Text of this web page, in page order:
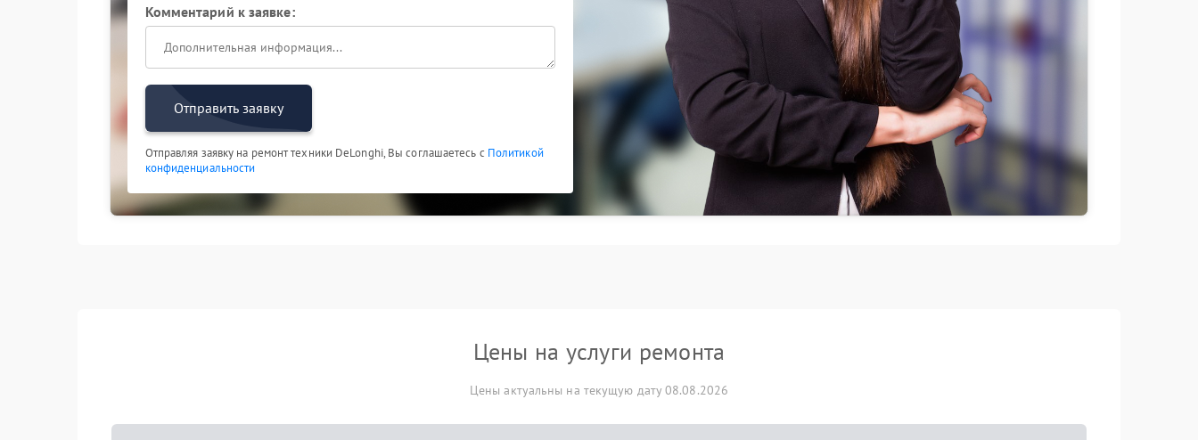
Комментарий к заявке:
Отправить заявку
Отправляя заявку на ремонт техники DeLonghi, Вы соглашаетесь с Политикой
конфиденциальности
Цены на услуги ремонта
Цены актуальны на текущую дату 08.08.2026